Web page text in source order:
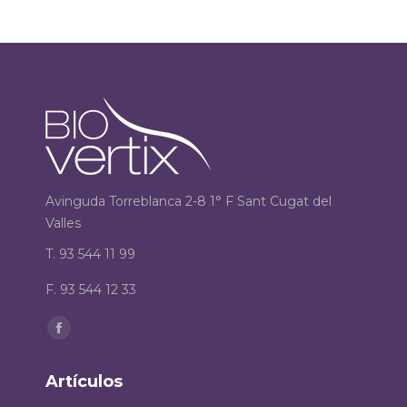
Avinguda Torreblanca 2-8 1° F Sant Cugat del
Valles
T. 93 544 11 99
F. 93 544 12 33
Encuéntranos en:
opens
Artículos